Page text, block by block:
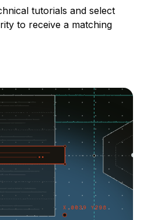
tutorials and select
to receive a matching